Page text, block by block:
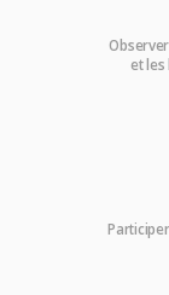
et les